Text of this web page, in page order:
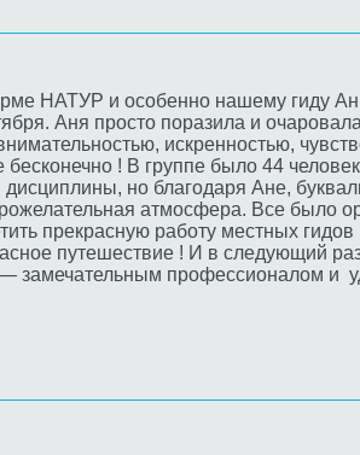
НАТУР и особенно нашему гиду
Аня просто поразила и
искренностью,
! В группе было 44
но благодаря Ане,
атмосфера. Все было
прекрасную работу местных
путешествие ! И в следующий раз
замечательным профессионалом и